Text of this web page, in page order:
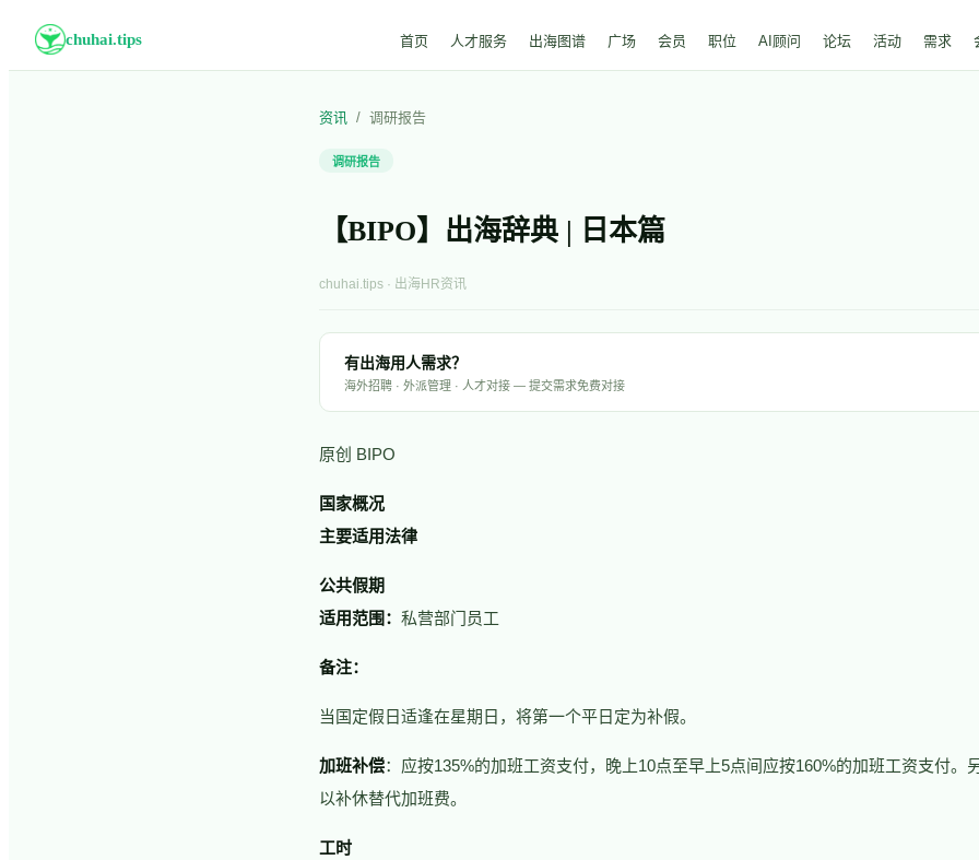
chuhai.tips 首页 人才服务 出海图谱 广场 会员 职位 AI顾问 论坛 活动 需求
资讯 / 调研报告
调研报告
【BIPO】出海辞典 | 日本篇
chuhai.tips · 出海HR资讯
有出海用人需求？
海外招聘 · 外派管理 · 人才对接 — 提交需求免费对接
原创 BIPO
国家概况
主要适用法律
公共假期
适用范围： 私营部门员工
备注：
当国定假日适逢在星期日，将第一个平日定为补假。
加班补偿：应按135%的加班工资支付，晚上10点至早上5点间应按160%的加班工资支付。
以补休替代加班费。
工时